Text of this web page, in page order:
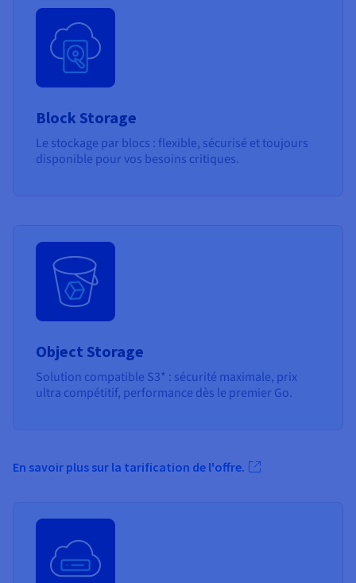
Block Storage
Le stockage par blocs : flexible, sécurisé et toujours
disponible pour vos besoins critiques.
Object Storage
Solution compatible S3* : sécurité maximale, prix
ultra compétitif, performance dès le premier Go.
En savoir plus sur la tarification de l'offre.